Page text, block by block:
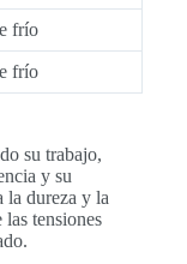
frío
frío
su trabajo,
y su
la dureza y la
tensiones